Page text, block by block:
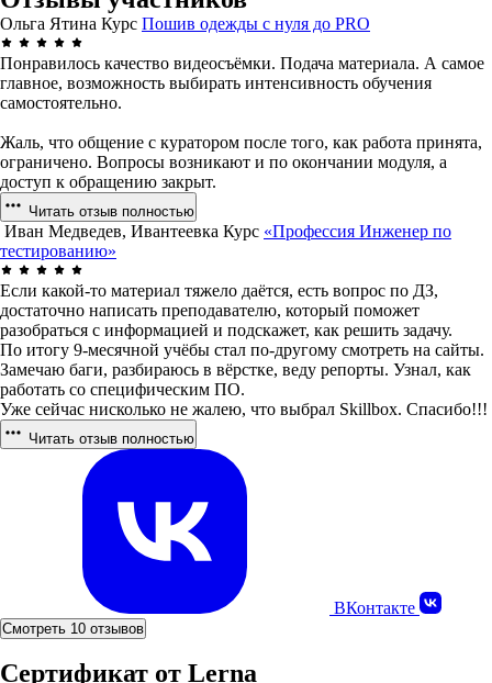
Ольга Ятина Курс Пошив одежды с нуля до PRO
Понравилось качество видеосъёмки. Подача материала. А самое
главное, возможность выбирать интенсивность обучения
самостоятельно.
Жаль, что общение с куратором после того, как работа принята,
ограничено. Вопросы возникают и по окончании модуля, а
доступ к обращению закрыт.
Читать отзыв полностью
Иван Медведев, Ивантеевка Курс «Профессия Инженер по
тестированию»
Если какой-то материал тяжело даётся, есть вопрос по ДЗ,
достаточно написать преподавателю, который поможет
разобраться с информацией и подскажет, как решить задачу.
По итогу 9-месячной учёбы стал по-другому смотреть на сайты.
Замечаю баги, разбираюсь в вёрстке, веду репорты. Узнал, как
работать со специфическим ПО.
Уже сейчас нисколько не жалею, что выбрал Skillbox. Спасибо!!!
Читать отзыв полностью
ВКонтакте
Смотреть 10 отзывов
Сертификат от Lerna